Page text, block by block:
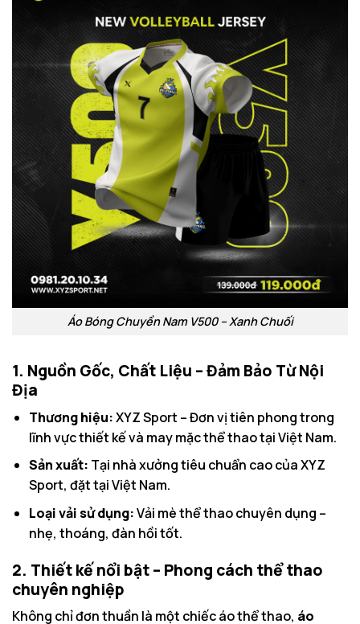
Áo Bóng Chuyền Nam V500 – Xanh Chuối
1. Nguồn Gốc, Chất Liệu – Đảm Bảo Từ Nội
Địa
Thương hiệu:XYZ Sport – Đơn vị tiên phong trong
lĩnh vực thiết kế và may mặc thể thao tại Việt Nam.
Sản xuất: Tại nhà xưởng tiêu chuẩn cao của XYZ
Sport, đặt tại Việt Nam.
Loại vải sử dụng:Vải mè thể thao chuyên dụng –
nhẹ, thoáng, đàn hồi tốt.
2. Thiết kế nổi bật – Phong cách thể thao
chuyên nghiệp
Không chỉ đơn thuần là một chiếc áo thể thao, áo